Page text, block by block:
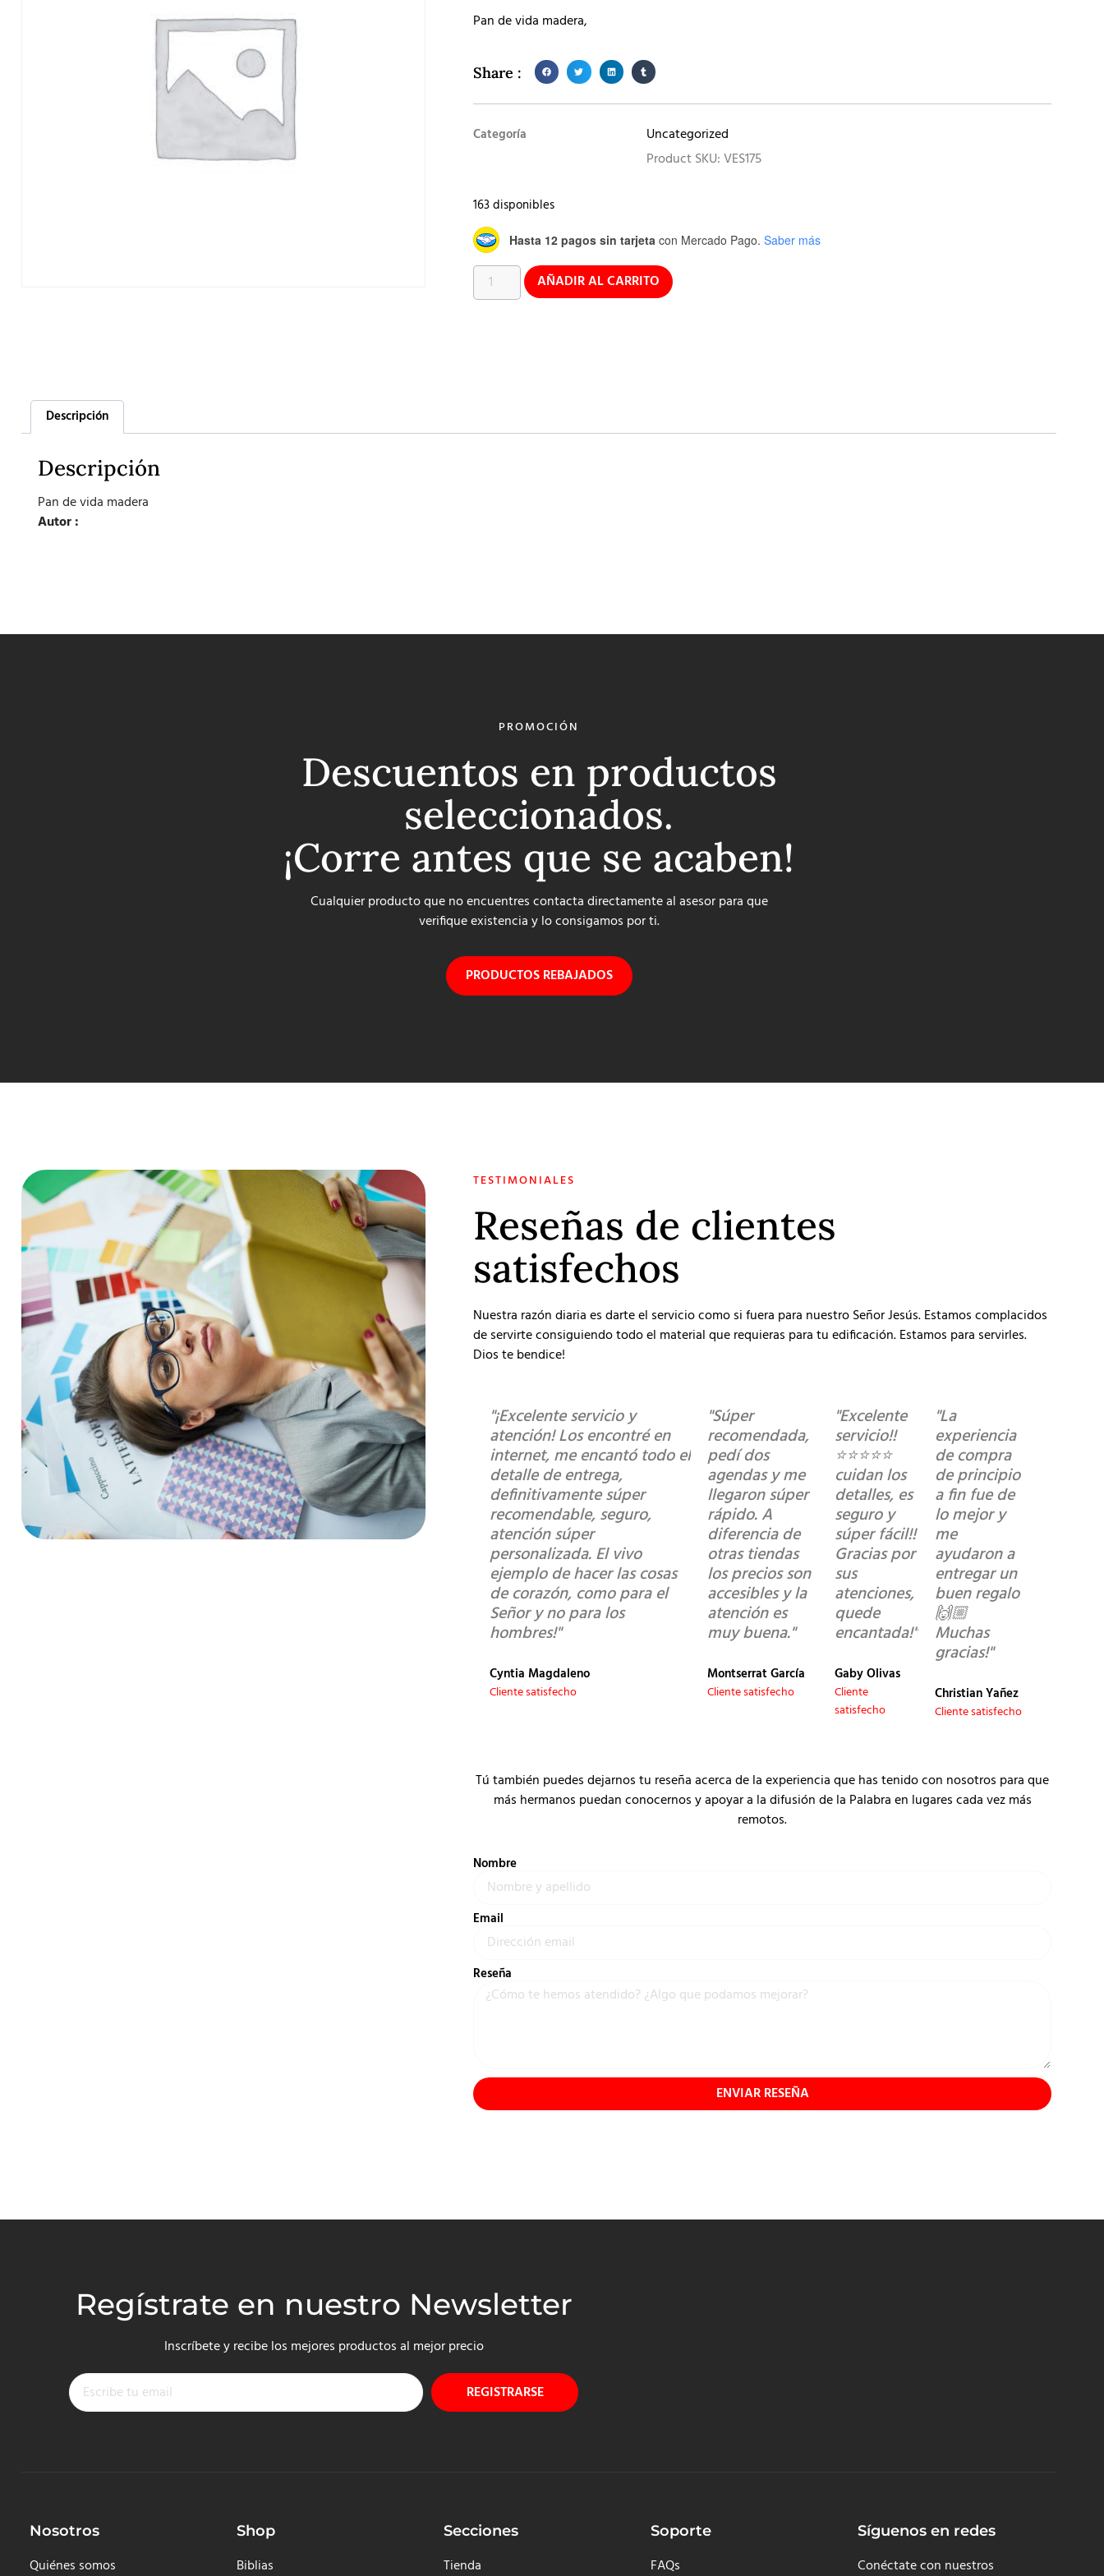
Pan de vida madera,
Share :
Categoría
Uncategorized
Product SKU: VES175
163 disponibles
Hasta 12 pagos sin tarjeta con Mercado Pago. Saber más
AÑADIR AL CARRITO
Descripción
Descripción
Pan de vida madera
Autor :
PROMOCIÓN
Descuentos en productos
seleccionados.
¡Corre antes que se acaben!
Cualquier producto que no encuentres contacta directamente al asesor para que
verifique existencia y lo consigamos por ti.
PRODUCTOS REBAJADOS
TESTIMONIALES
Reseñas de clientes
satisfechos
Nuestra razón diaria es darte el servicio como si fuera para nuestro Señor Jesús. Estamos complacidos
de servirte consiguiendo todo el material que requieras para tu edificación. Estamos para servirles.
Dios te bendice!
"¡Excelente servicio y
atención! Los encontré en
internet, me encantó todo el
detalle de entrega,
definitivamente súper
recomendable, seguro,
atención súper
personalizada. El vivo
ejemplo de hacer las cosas
de corazón, como para el
Señor y no para los
hombres!"
Cyntia Magdaleno
Cliente satisfecho
"Súper
recomendada,
pedí dos
agendas y me
llegaron súper
rápido. A
diferencia de
otras tiendas
los precios son
accesibles y la
atención es
muy buena."
Montserrat García
Cliente satisfecho
"Excelente
servicio!!
⭐️⭐️⭐️⭐️⭐️
cuidan los
detalles, es
seguro y
súper fácil!!
Gracias por
sus
atenciones,
quede
encantada!"
Gaby Olivas
Cliente
satisfecho
"La
experiencia
de compra
de principio
a fin fue de
lo mejor y
me
ayudaron a
entregar un
buen regalo
🙌🏼
Muchas
gracias!"
Christian Yañez
Cliente satisfecho
Tú también puedes dejarnos tu reseña acerca de la experiencia que has tenido con nosotros para que
más hermanos puedan conocernos y apoyar a la difusión de la Palabra en lugares cada vez más
remotos.
Nombre
Email
Reseña
ENVIAR RESEÑA
Regístrate en nuestro Newsletter
Inscríbete y recibe los mejores productos al mejor precio
REGISTRARSE
Nosotros
Quiénes somos
Shop
Biblias
Secciones
Tienda
Soporte
FAQs
Síguenos en redes
Conéctate con nuestros